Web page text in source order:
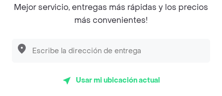
Facebook
Twitter
Instagram
Mejor servicio, entregas más rápidas y los precios
más convenientes!
Usar mi ubicación actual